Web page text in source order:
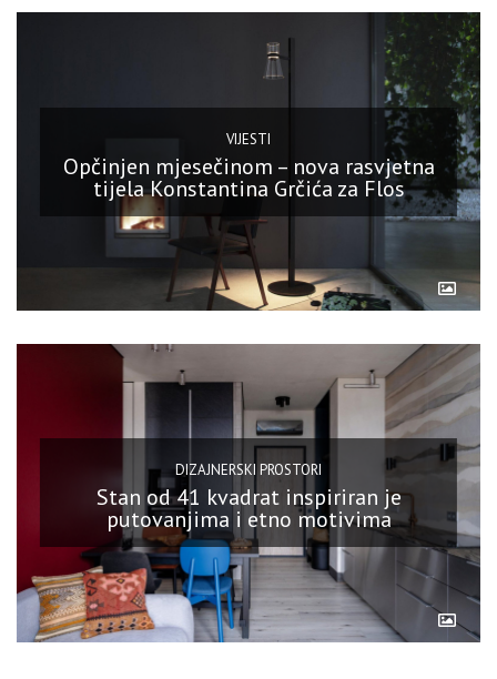
VIJESTI
Opčinjen mjesečinom – nova rasvjetna
tijela Konstantina Grčića za Flos
DIZAJNERSKI PROSTORI
Stan od 41 kvadrat inspiriran je
putovanjima i etno motivima